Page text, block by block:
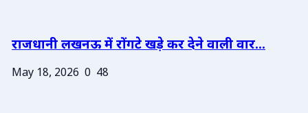
राजधानी लखनऊ में रोंगटे खड़े कर देने वाली वार...
May 18, 2026 0 48